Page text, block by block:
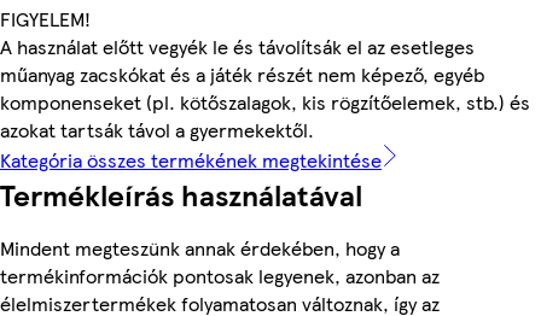
FIGYELEM!
A használat előtt vegyék le és távolítsák el az esetleges
műanyag zacskókat és a játék részét nem képező, egyéb
komponenseket (pl. kötőszalagok, kis rögzítőelemek, stb.) és
azokat tartsák távol a gyermekektől.
Kategória összes termékének megtekintése
Termékleírás használatával
Mindent megteszünk annak érdekében, hogy a
termékinformációk pontosak legyenek, azonban az
élelmiszertermékek folyamatosan változnak, így az